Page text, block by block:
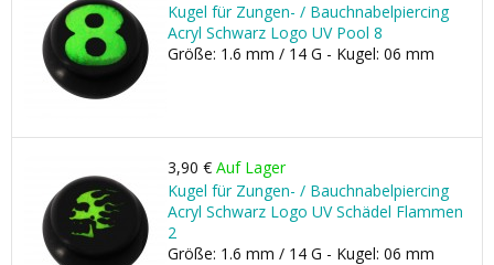
Kugel für Zungen- / Bauchnabelpiercing
Acryl Schwarz Logo UV Pool 8
Größe: 1.6 mm / 14 G - Kugel: 06 mm
3,90 € Auf Lager
Kugel für Zungen- / Bauchnabelpiercing
Acryl Schwarz Logo UV Schädel Flammen
2
Größe: 1.6 mm / 14 G - Kugel: 06 mm